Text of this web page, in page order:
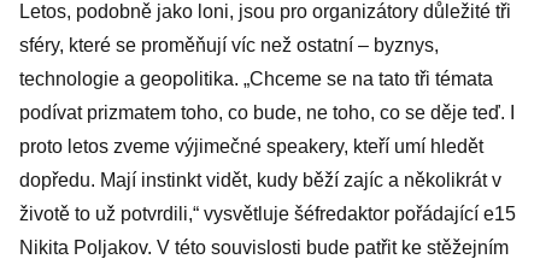
Letos, podobně jako loni, jsou pro organizátory důležité tři
sféry, které se proměňují víc než ostatní – byznys,
technologie a geopolitika. „Chceme se na tato tři témata
podívat prizmatem toho, co bude, ne toho, co se děje teď. I
proto letos zveme výjimečné speakery, kteří umí hledět
dopředu. Mají instinkt vidět, kudy běží zajíc a několikrát v
životě to už potvrdili,“ vysvětluje šéfredaktor pořádající e15
Nikita Poljakov. V této souvislosti bude patřit ke stěžejním